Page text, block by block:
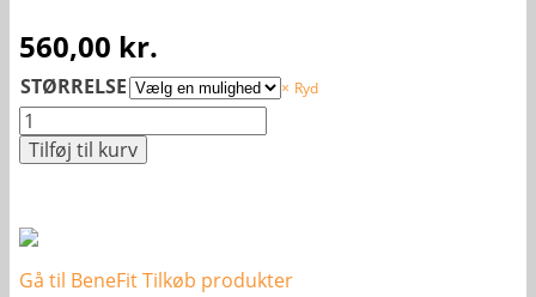
560,00 kr.
STØRRELSE Ryd
Training
Tights
lange
Dame
antal
Tilføj til kurv
Gå til BeneFit Tilkøb produkter